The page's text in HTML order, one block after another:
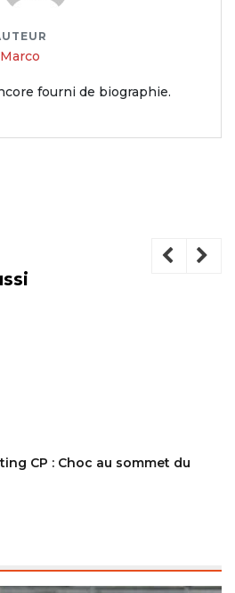
Marco
fourni de biographie.
CP : Choc au sommet du